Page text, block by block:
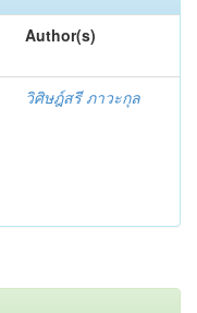
Author(s)
วิศิษฎ์สรี ภาวะกุล